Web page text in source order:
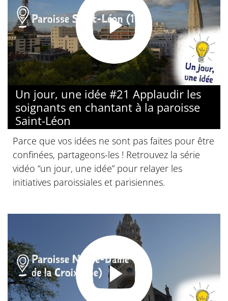
Un jour, une idée #21 Applaudir les
soignants en chantant à la paroisse
Saint-Léon
Parce que vos idées ne sont pas faites pour être
confinées, partageons-les ! Retrouvez la série
vidéo “un jour, une idée” pour relayer les
initiatives paroissiales et parisiennes.